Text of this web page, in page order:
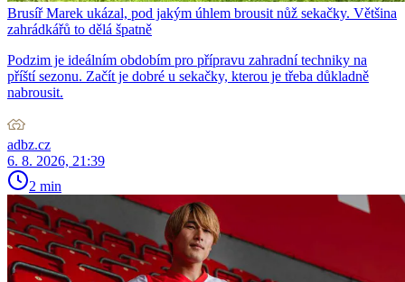
Brusíř Marek ukázal, pod jakým úhlem brousit nůž sekačky. Většina
zahrádkářů to dělá špatně
Podzim je ideálním obdobím pro přípravu zahradní techniky na
příští sezonu. Začít je dobré u sekačky, kterou je třeba důkladně
nabrousit.
adbz.cz
6. 8. 2026, 21:39
2 min